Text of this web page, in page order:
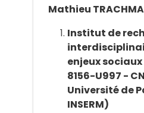
Mathieu
Institut de
enjeux sociaux
8156-U997 -
Université de
INSERM)